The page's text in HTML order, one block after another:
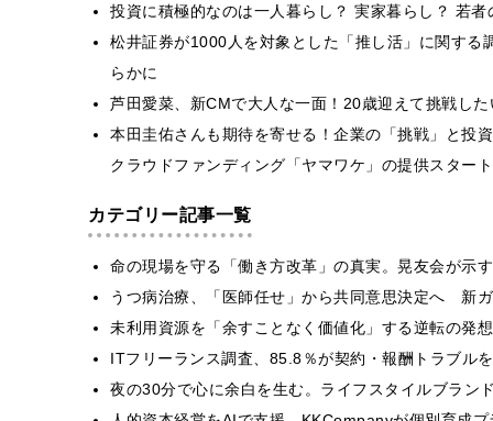
投資に積極的なのは一人暮らし？ 実家暮らし？ 若
松井証券が1000人を対象とした「推し活」に関する
らかに
芦田愛菜、新CMで大人な一面！20歳迎えて挑戦し
本田圭佑さんも期待を寄せる！企業の「挑戦」と投
クラウドファンディング「ヤマワケ」の提供スタート
カテゴリー記事一覧
命の現場を守る「働き方改革」の真実。晃友会が示
うつ病治療、「医師任せ」から共同意思決定へ 新
未利用資源を「余すことなく価値化」する逆転の発
ITフリーランス調査、85.8％が契約・報酬トラブ
夜の30分で心に余白を生む。ライフスタイルブラン